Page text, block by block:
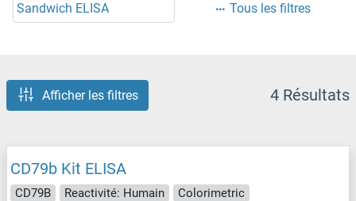
Sandwich ELISA Tous les filtres
Afficher les filtres 4 Résultats
CD79b Kit ELISA
CD79B Reactivité: Humain
Colorimetric